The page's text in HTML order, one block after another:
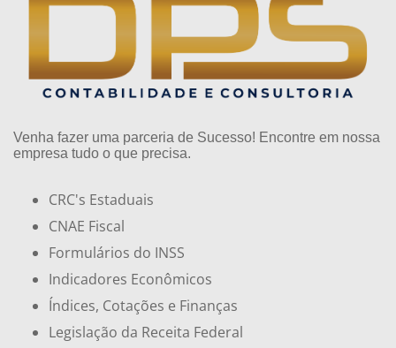
Venha fazer uma parceria de Sucesso! Encontre em nossa
empresa tudo o que precisa.
CRC's Estaduais
CNAE Fiscal
Formulários do INSS
Indicadores Econômicos
Índices, Cotações e Finanças
Legislação da Receita Federal